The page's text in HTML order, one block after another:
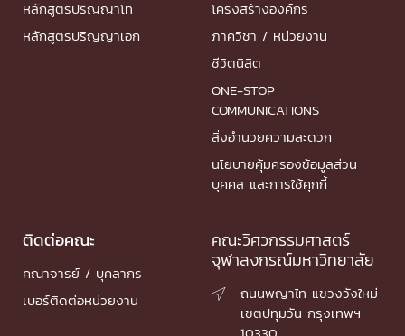
หลักสูตรปริญญาโท
หลักสูตรปริญญาเอก
โครงสร้างองค์กร
ภาควิชา / หน่วยงาน
ชีวิตนิสิต
ONE-STOP
COMMUNICATIONS
สิ่งอำนวยความสะดวก
นโยบายคุ้มครองข้อมูลส่วน
บุคคล และการใช้คุกกี้
ติดต่อคณะ
คณาจารย์ / บุคลากร
เบอร์ติดต่อหน่วยงาน
คณะวิศวกรรมศาสตร์
จุฬาลงกรณ์มหาวิทยาลัย

ถนนพญาไท แขวงวังใหม่
เขตปทุมวัน กรุงเทพฯ